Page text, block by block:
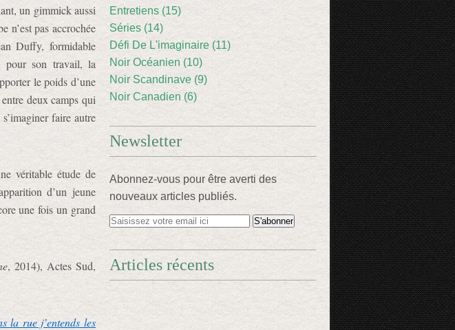
un gimmick aussi
n’est pas accrochée
Duffy, formidable
pour son travail, la
le poids d’une
deux camps qui
faire autre
véritable étude de
d’un jeune
une fois un grand
, 2014), Actes Sud,
la rue j’entends les
Entretiens (15)
Séries (14)
Défi De L'imaginaire (11)
Noir Océanien (10)
Noir Scandinave (9)
Noir Canadien (6)
Newsletter
Abonnez-vous pour être averti des
nouveaux articles publiés.
Articles récents